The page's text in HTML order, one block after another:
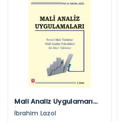
Yönetim Ve Organizasyon (9)
Eğitim (9)
Sosyoloji, Toplum (8)
Uluslararası İlişkiler (8)
Programlama Dilleri (7)
Turizm (7)
2009 (13)
2006 (8)
2007 (5)
2027 (1)
2031 (1)
2028 (1)
Mali Analiz Uygulamarı
İbrahim Lazol
İbrahim Lazol